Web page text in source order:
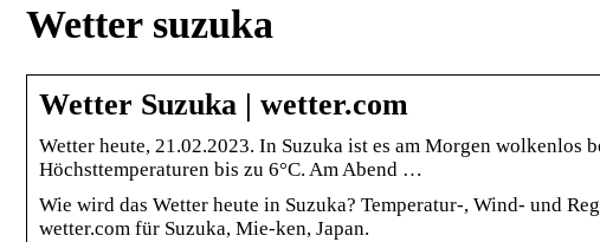
Wetter suzuka
Wetter Suzuka | wetter.com
Wetter heute, 21.02.2023. In Suzuka ist es am Morgen wolkenlos
Höchsttemperaturen bis zu 6°C. Am Abend …
Wie wird das Wetter heute in Suzuka? Temperatur-, Wind- und
wetter.com für Suzuka, Mie-ken, Japan.